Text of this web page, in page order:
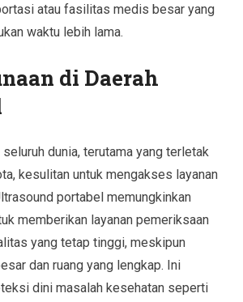
atau fasilitas medis besar yang
waktu lebih lama.
di Daerah
dunia, terutama yang terletak
kesulitan untuk mengakses layanan
portabel memungkinkan
memberikan layanan pemeriksaan
yang tetap tinggi, meskipun
dan ruang yang lengkap. Ini
dini masalah kesehatan seperti